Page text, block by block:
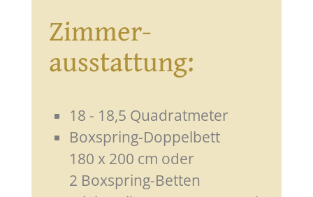
Zimmer-
ausstattung:
18 - 18,5 Quadratmeter
Boxspring-Doppelbett
180 x 200 cm oder
2 Boxspring-Betten